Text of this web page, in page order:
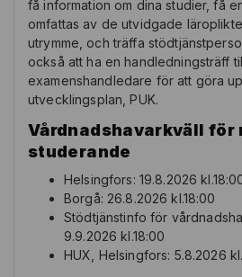
få information om dina studier, få
omfattas av de utvidgade
utrymme, och träffa
också att ha en handledningsträff
examenshandledare för att göra
utvecklingsplan, PUK.
Vårdnadshavarkväll för
studerande
Helsingfors: 19.8.2026
Borgå: 26.8.2026 kl.18:00
Stödtjänstinfo för
9.9.2026 kl.18:00
HUX, Helsingfors: 5.8.2026